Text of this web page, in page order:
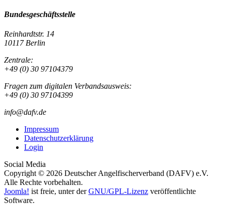
Bundesgeschäftsstelle
Reinhardtstr. 14
10117 Berlin
Zentrale:
+49 (0) 30 97104379
Fragen zum digitalen Verbandsausweis:
+49 (0) 30 97104399
info@dafv.de
Impressum
Datenschutzerklärung
Login
Social Media
Copyright © 2026 Deutscher Angelfischerverband (DAFV) e.V.
Alle Rechte vorbehalten.
Joomla! ist freie, unter derGNU/GPL-Lizenz veröffentlichte
Software.